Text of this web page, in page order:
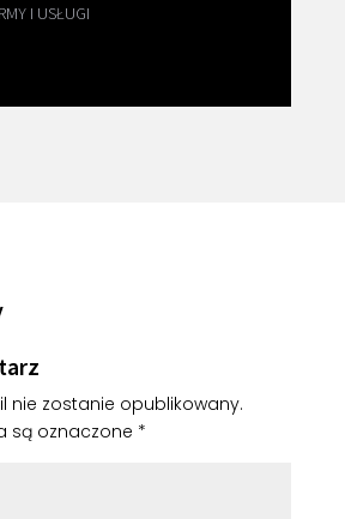
I USŁUGI
nie zostanie opublikowany.
są oznaczone *